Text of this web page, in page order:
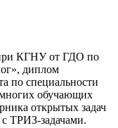
при КГНУ от ГДО по
диплом
по специальности
обучающих
открытых задач
ТРИЗ-задачами.